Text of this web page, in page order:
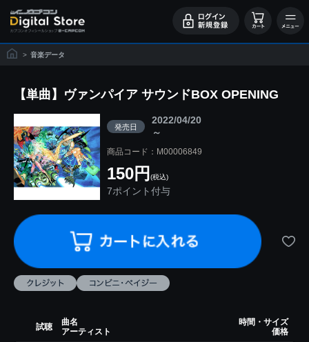
> 音楽データ
【単曲】ヴァンパイア サウンドBOX OPENING
発売日
2022/04/20
～
商品コード：M00006849
150円 (税込)
7ポイント付与
試聴
曲名
アーティスト
時間・サイズ
価格